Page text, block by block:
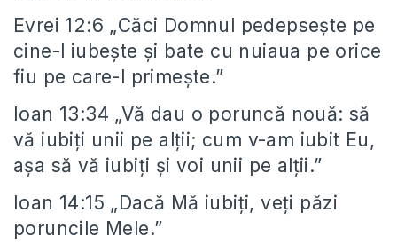
Evrei 12:6 „Căci Domnul pedepseşte pe
cine-l iubeşte şi bate cu nuiaua pe orice
fiu pe care-l primeşte.”
Ioan 13:34 „Vă dau o poruncă nouă: să
vă iubiţi unii pe alţii; cum v-am iubit Eu,
aşa să vă iubiţi şi voi unii pe alţii.”
Ioan 14:15 „Dacă Mă iubiţi, veţi păzi
poruncile Mele.”